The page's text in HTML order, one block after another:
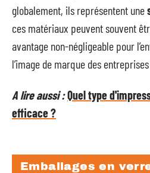
globalement, ils représentent une
ces matériaux peuvent souvent
avantage non-négligeable pour
l’image de marque des
A lire aussi :Quel type
efficace ?
Emballages en